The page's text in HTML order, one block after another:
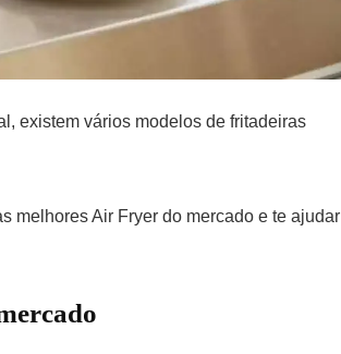
existem vários modelos de fritadeiras
melhores Air Fryer do mercado e te ajudar